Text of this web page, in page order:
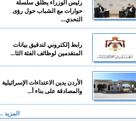
رئيس الوزراء يطلق سلسلة
حوارات مع الشباب حول رؤى
التحدي...
رابط إلكتروني لتدقيق بيانات
المتقدمين لوظائف الفئة الثا...
الأردن يدين الاعتداءات الإسرائيلية
والمصادقة على بناء أ...
المزيد